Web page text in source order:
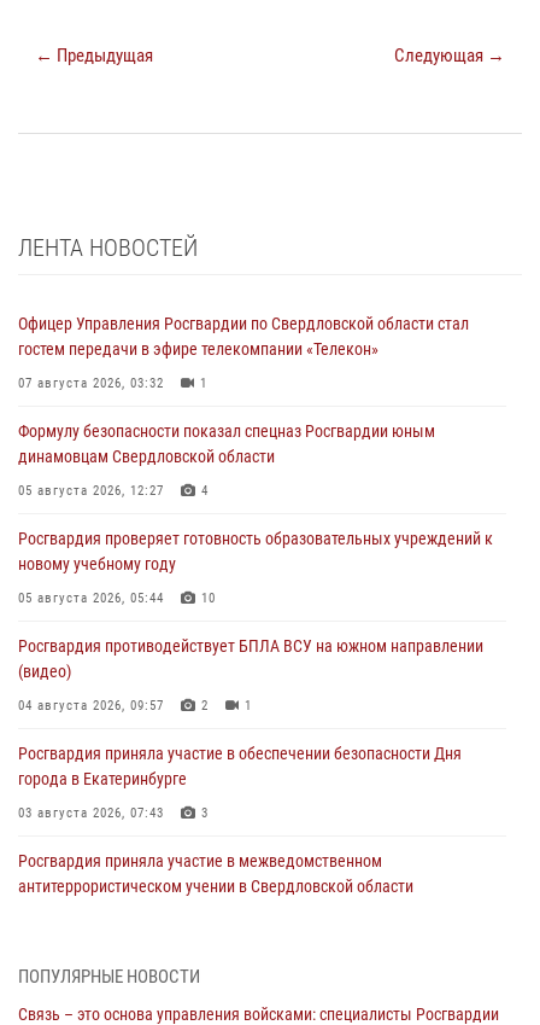
← Предыдущая Следующая →
ЛЕНТА НОВОСТЕЙ
Офицер Управления Росгвардии по Свердловской области стал
гостем передачи в эфире телекомпании «Телекон»
07 августа 2026, 03:32 1
Формулу безопасности показал спецназ Росгвардии юным
динамовцам Свердловской области
05 августа 2026, 12:27 4
Росгвардия проверяет готовность образовательных учреждений к
новому учебному году
05 августа 2026, 05:44 10
Росгвардия противодействует БПЛА ВСУ на южном направлении
(видео)
04 августа 2026, 09:57 2 1
Росгвардия приняла участие в обеспечении безопасности Дня
города в Екатеринбурге
03 августа 2026, 07:43 3
Росгвардия приняла участие в межведомственном
антитеррористическом учении в Свердловской области
Росгвардия обеспечивает безопасность граждан на южном
ПОПУЛЯРНЫЕ НОВОСТИ
Связь – это основа управления войсками: специалисты Росгвардии